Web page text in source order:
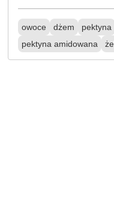
owoce dżem pektyna
pektyna amidowana